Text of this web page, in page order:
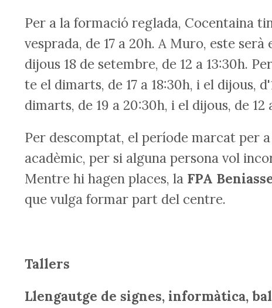
Per a la formació reglada, Cocentaina
vesprada, de 17 a 20h. A Muro, este
dijous 18 de setembre, de 12 a 13:30h.
te el dimarts, de 17 a 18:30h, i el dijous,
dimarts, de 19 a 20:30h, i el dijous, de 12
Per descomptat, el període marcat
acadèmic, per si alguna persona vol
Mentre hi hagen places, la FPA
que vulga formar part del centre.
Tallers
Llengautge de signes, informàtica,